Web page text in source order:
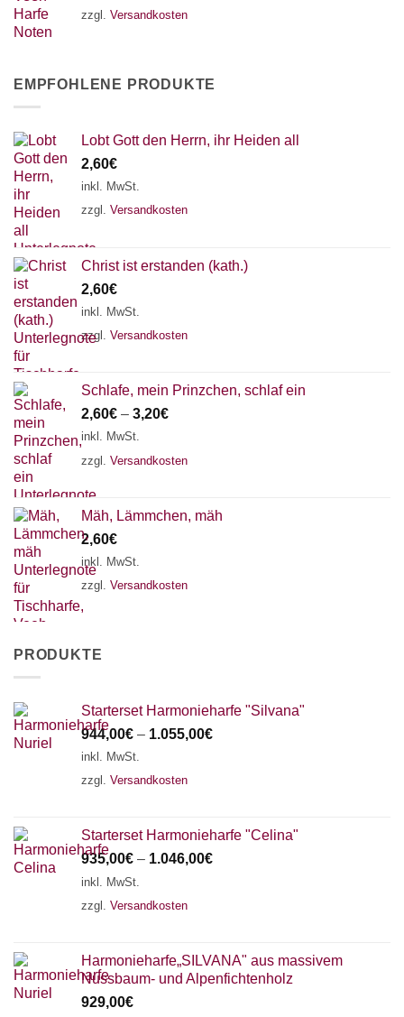
zzgl. Versandkosten
EMPFOHLENE PRODUKTE
Lobt Gott den Herrn, ihr Heiden all
2,60€
inkl. MwSt.
zzgl. Versandkosten
Christ ist erstanden (kath.)
2,60€
inkl. MwSt.
zzgl. Versandkosten
Schlafe, mein Prinzchen, schlaf ein
2,60€ – 3,20€
inkl. MwSt.
zzgl. Versandkosten
Mäh, Lämmchen, mäh
2,60€
inkl. MwSt.
zzgl. Versandkosten
PRODUKTE
Starterset Harmonieharfe "Silvana"
944,00€ – 1.055,00€
inkl. MwSt.
zzgl. Versandkosten
Starterset Harmonieharfe "Celina"
935,00€ – 1.046,00€
inkl. MwSt.
zzgl. Versandkosten
Harmonieharfe„SILVANA" aus massivem
Nussbaum- und Alpenfichtenholz
929,00€